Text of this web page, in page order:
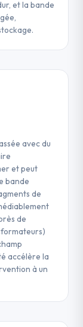
stockée
sa
à
du
de
non
ou les
de
le format
4, etc.) et
l'origine
délais
% des
tout
date
une
et
et la bande
avec du
et peut
bande
de
de
accélère la
à un